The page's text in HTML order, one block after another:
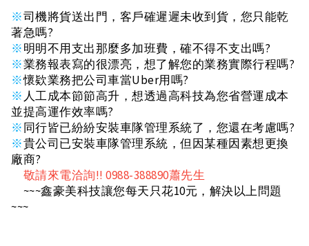
※司機將貨送出門，客戶確遲遲未收到貨，您只能乾
著急嗎?
※明明不用支出那麼多加班費，確不得不支出嗎?
※業務報表寫的很漂亮，想了解您的業務實際行程嗎?
※懷欵業務把公司車當Uber用嗎?
※ 人工成本節節高升，想透過高科技為您省營運成本
並提高運作效率嗎?
※同行皆已紛紛安裝車隊管理系統了，您還在考慮嗎?
※貴公司已安裝車隊管理系統，但因某種因素想更換
廠商?
敬請來電洽詢!! 0988-388890蕭先生
~~~鑫豪美科技讓您每天只花10元，解決以上問題
~~~